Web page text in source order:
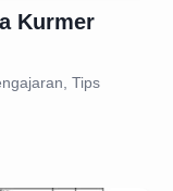
Kurmer
Tips